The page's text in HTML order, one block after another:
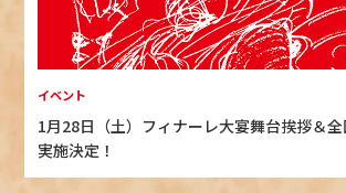
イベント
1月28日（土）フィナーレ大宴舞台挨拶＆
実施決定！